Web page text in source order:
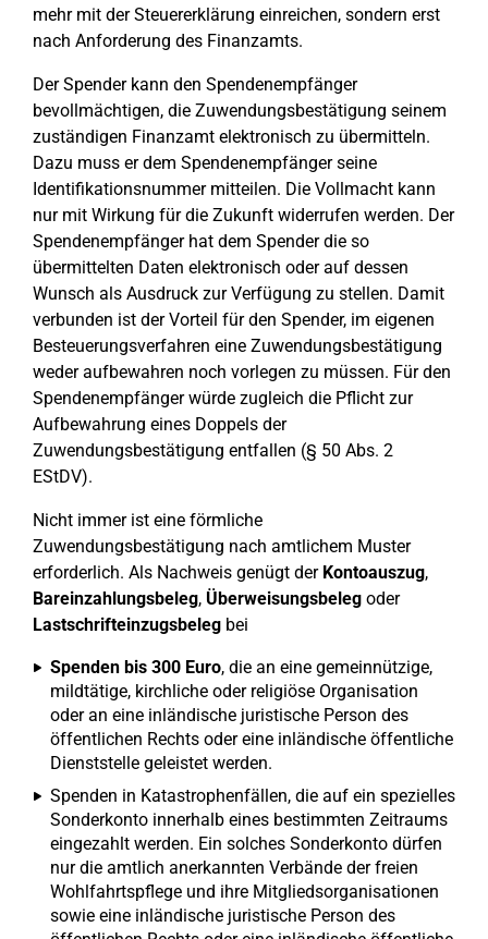
mehr mit der Steuererklärung einreichen, sondern erst
nach Anforderung des Finanzamts.
Der Spender kann den Spendenempfänger
bevollmächtigen, die Zuwendungsbestätigung seinem
zuständigen Finanzamt elektronisch zu übermitteln.
Dazu muss er dem Spendenempfänger seine
Identifikationsnummer mitteilen. Die Vollmacht kann
nur mit Wirkung für die Zukunft widerrufen werden. Der
Spendenempfänger hat dem Spender die so
übermittelten Daten elektronisch oder auf dessen
Wunsch als Ausdruck zur Verfügung zu stellen. Damit
verbunden ist der Vorteil für den Spender, im eigenen
Besteuerungsverfahren eine Zuwendungsbestätigung
weder aufbewahren noch vorlegen zu müssen. Für den
Spendenempfänger würde zugleich die Pflicht zur
Aufbewahrung eines Doppels der
Zuwendungsbestätigung entfallen (§ 50 Abs. 2
EStDV).
Nicht immer ist eine förmliche
Zuwendungsbestätigung nach amtlichem Muster
erforderlich. Als Nachweis genügt der Kontoauszug,
Bareinzahlungsbeleg, Überweisungsbeleg oder
Lastschrifteinzugsbeleg bei
Spenden bis 300 Euro, die an eine gemeinnützige,
mildtätige, kirchliche oder religiöse Organisation
oder an eine inländische juristische Person des
öffentlichen Rechts oder eine inländische öffentliche
Dienststelle geleistet werden.
Spenden in Katastrophenfällen, die auf ein spezielles
Sonderkonto innerhalb eines bestimmten Zeitraums
eingezahlt werden. Ein solches Sonderkonto dürfen
nur die amtlich anerkannten Verbände der freien
Wohlfahrtspflege und ihre Mitgliedsorganisationen
sowie eine inländische juristische Person des